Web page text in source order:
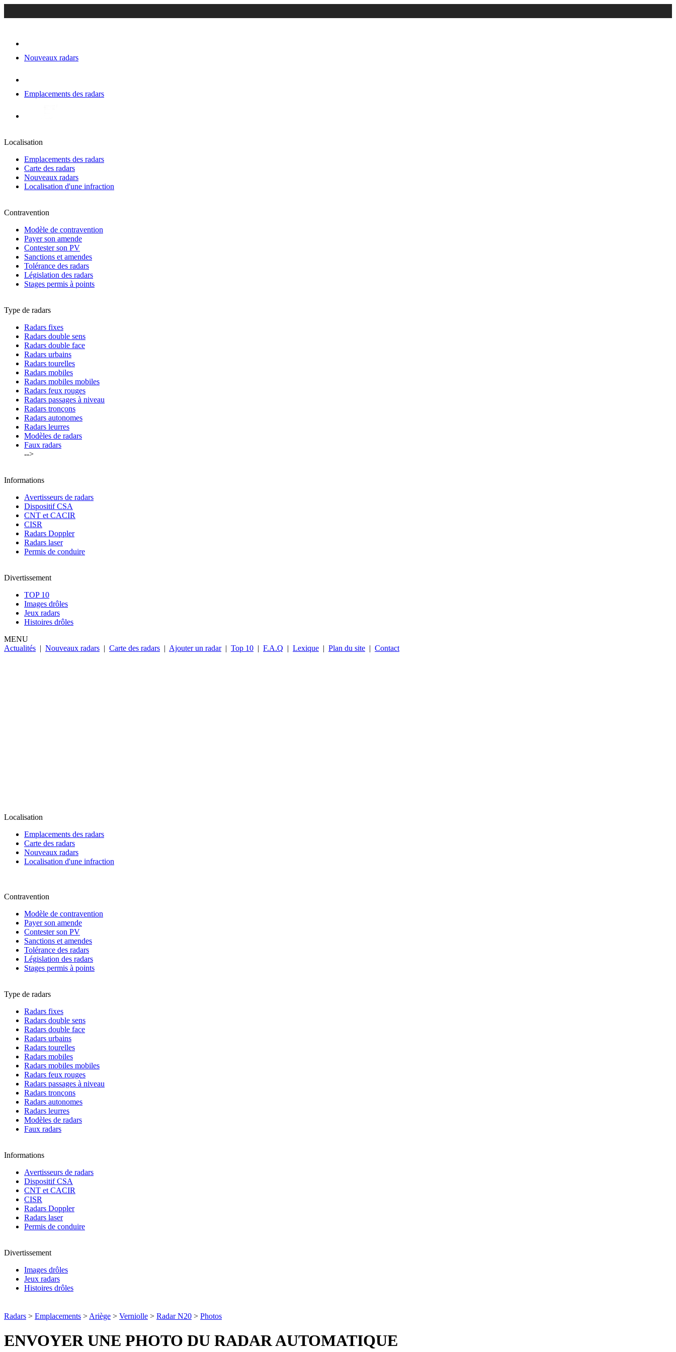
Nouveaux radars
Emplacements des radars
Localisation
Emplacements des radars
Carte des radars
Nouveaux radars
Localisation d'une infraction
Contravention
Modèle de contravention
Payer son amende
Contester son PV
Sanctions et amendes
Tolérance des radars
Législation des radars
Stages permis à points
Type de radars
Radars fixes
Radars double sens
Radars double face
Radars urbains
Radars tourelles
Radars mobiles
Radars mobiles mobiles
Radars feux rouges
Radars passages à niveau
Radars tronçons
Radars autonomes
Radars leurres
Modèles de radars
Faux radars
-->
Informations
Avertisseurs de radars
Dispositif CSA
CNT et CACIR
CISR
Radars Doppler
Radars laser
Permis de conduire
Divertissement
TOP 10
Images drôles
Jeux radars
Histoires drôles
MENU
Actualités | Nouveaux radars | Carte des radars | Ajouter un radar | Top 10 | F.A.Q | Lexique | Plan du site | Contact
Localisation
Emplacements des radars
Carte des radars
Nouveaux radars
Localisation d'une infraction
Contravention
Modèle de contravention
Payer son amende
Contester son PV
Sanctions et amendes
Tolérance des radars
Législation des radars
Stages permis à points
Type de radars
Radars fixes
Radars double sens
Radars double face
Radars urbains
Radars tourelles
Radars mobiles
Radars mobiles mobiles
Radars feux rouges
Radars passages à niveau
Radars tronçons
Radars autonomes
Radars leurres
Modèles de radars
Faux radars
Informations
Avertisseurs de radars
Dispositif CSA
CNT et CACIR
CISR
Radars Doppler
Radars laser
Permis de conduire
Divertissement
Images drôles
Jeux radars
Histoires drôles
Radars > Emplacements > Ariège > Verniolle > Radar N20 > Photos
ENVOYER UNE PHOTO DU RADAR AUTOMATIQUE